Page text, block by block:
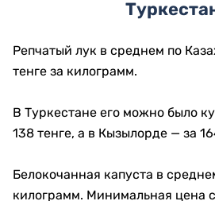
Репчатый лук в среднем по
тенге за килограмм.
В Туркестане его можно было
138 тенге, а в Кызылорде — за
Белокочанная капуста в
килограмм. Минимальная цена